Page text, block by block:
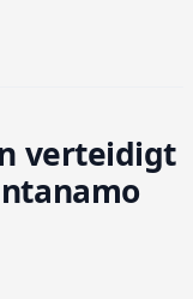
verteidigt